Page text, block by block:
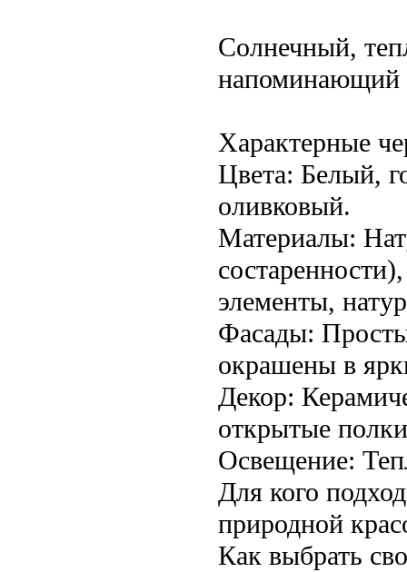
Солнечный,
напоминающий
Характерные
Цвета: Белый,
оливковый.
Материалы:
элементы,
Фасады:
окрашены в
Декор:
открытые
Освещение:
Для кого
природной
Как выбрать